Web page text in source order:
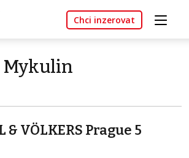
Chci inzerovat
& VÖLKERS Prague 5